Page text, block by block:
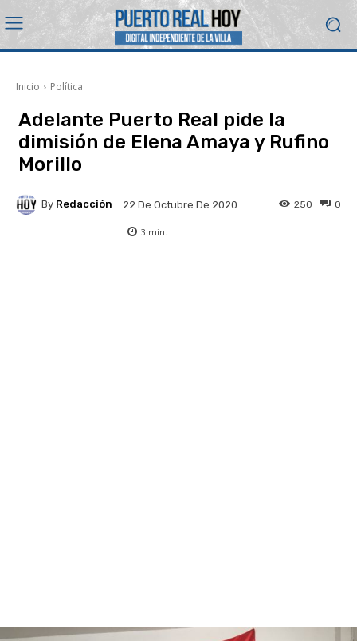
Inicio Política
Adelante Puerto Real pide la
dimisión de Elena Amaya y Rufino
Morillo
By Redacción 22 De Octubre De 2020 0
250
3 min.